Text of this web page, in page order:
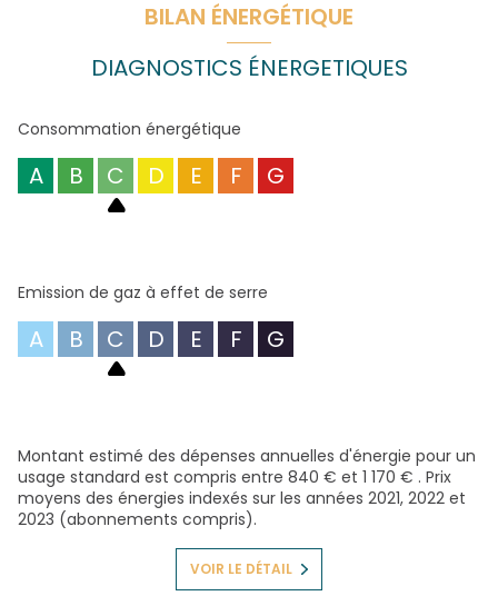
BILAN ÉNERGÉTIQUE
DIAGNOSTICS ÉNERGETIQUES
Consommation énergétique
A B C D E F G
Emission de gaz à effet de serre
A B C D E F G
Montant estimé des dépenses annuelles d'énergie pour un
usage standard est compris entre 840 € et 1 170 € . Prix
moyens des énergies indexés sur les années 2021, 2022 et
2023 (abonnements compris).
VOIR LE DÉTAIL